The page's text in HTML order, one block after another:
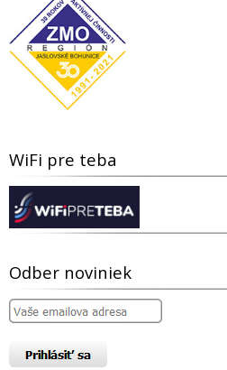
WiFi pre teba
Odber noviniek